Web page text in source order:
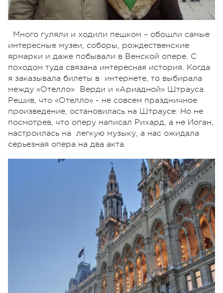
Много гуляли и ходили пешком – обошли самые
интересные музеи, соборы, рождественские
ярмарки и даже побывали в Венской опере. С
походом туда связана интересная история. Когда
я заказывала билеты в интернете, то выбирала
между «Отелло» Верди и «Ариадной» Штрауса.
Решив, что «Отелло» - не совсем праздничное
произведение, остановилась на Штраусе. Но не
посмотрев, что оперу написал Рихард, а не Иоган,
настроилась на легкую музыку, а нас ожидала
серьезная опера на два акта.